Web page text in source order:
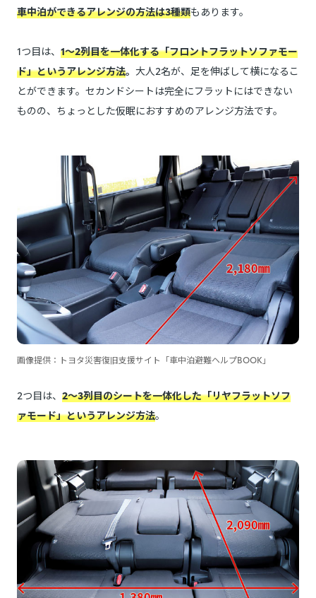
車中泊ができるアレンジの方法は3種類もあります。
1つ目は、 1〜2列目を一体化する「フロントフラットソファモー
ド」というアレンジ方法。 大人2名が、足を伸ばして横になるこ
とができます。セカンドシートは完全にフラットにはできない
ものの、ちょっとした仮眠におすすめのアレンジ方法です。
画像提供：トヨタ災害復旧支援サイト「車中泊避難ヘルプBOOK」
2つ目は、 2～3列目のシートを一体化した「リヤフラットソフ
ァモード」というアレンジ方法。